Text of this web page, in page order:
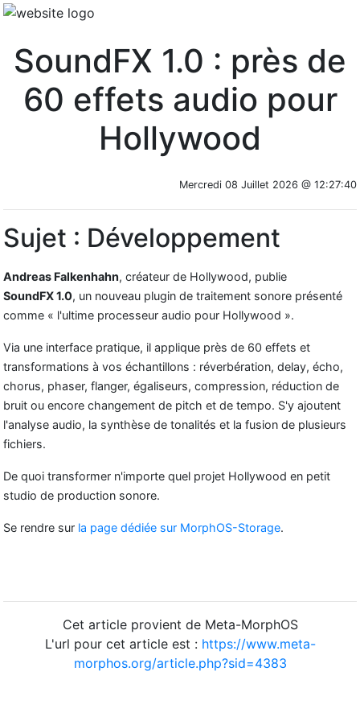
SoundFX 1.0 : près de
60 effets audio pour
Hollywood
Mercredi 08 Juillet 2026 @ 12:27:40
Sujet : Développement
Andreas Falkenhahn, créateur de Hollywood, publie
SoundFX 1.0, un nouveau plugin de traitement sonore présenté
comme « l'ultime processeur audio pour Hollywood ».
Via une interface pratique, il applique près de 60 effets et
transformations à vos échantillons : réverbération, delay, écho,
chorus, phaser, flanger, égaliseurs, compression, réduction de
bruit ou encore changement de pitch et de tempo. S'y ajoutent
l'analyse audio, la synthèse de tonalités et la fusion de plusieurs
fichiers.
De quoi transformer n'importe quel projet Hollywood en petit
studio de production sonore.
Se rendre sur la page dédiée sur MorphOS-Storage.
Cet article provient de Meta-MorphOS
L'url pour cet article est : https://www.meta-
morphos.org/article.php?sid=4383